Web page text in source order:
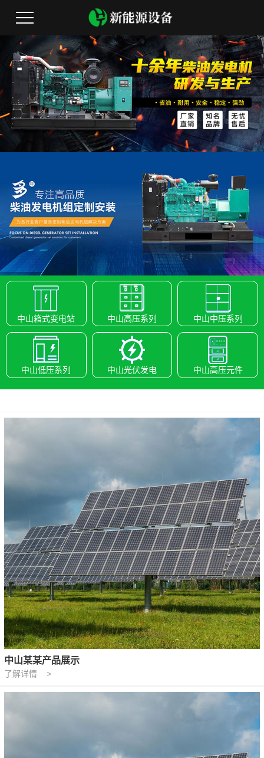
中山箱式变电站 中山高压系列 中山中压系列
中山低压系列 中山光伏发电 中山高压元件
中山某某产品展示
了解详情 >